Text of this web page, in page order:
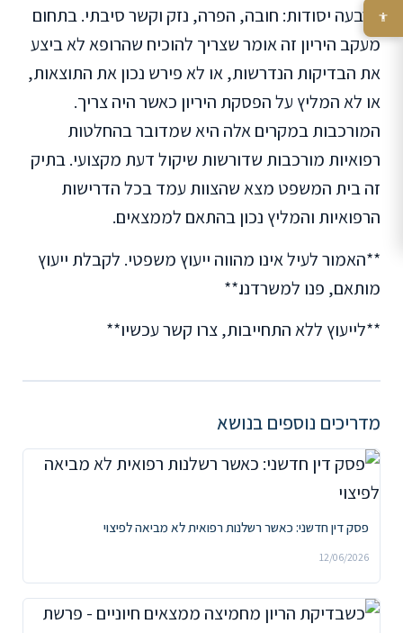
ארבעה יסודות: חובה, הפרה, נזק וקשר סיבתי. בתחום
מעקב היריון זה אומר שצריך להוכיח שהרופא לא ביצע
את הבדיקות הנדרשות, או לא פירש נכון את התוצאות,
או לא המליץ על הפסקת היריון כאשר היה צריך.
המורכבות במקרים אלה היא שמדובר בהחלטות
רפואיות מורכבות שדורשות שיקול דעת מקצועי. בתיק
זה בית המשפט מצא שהצוות עמד בכל הדרישות
הרפואיות והמליץ נכון בהתאם לממצאים.
**האמור לעיל אינו מהווה ייעוץ משפטי. לקבלת ייעוץ
מותאם, פנו למשרדנו.**
**לייעוץ ללא התחייבות, צרו קשר עכשיו**
מדריכים נוספים בנושא
פסק דין חדשני: כאשר רשלנות רפואית לא מביאה לפיצוי
12/06/2026